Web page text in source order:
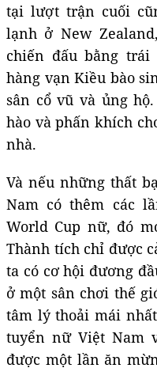
tại lượt trận cuối
lạnh ở New
chiến đấu bằng
hàng vạn Kiều bào
sân cổ vũ và ủng
hào và phấn khích
nhà.
Và nếu những thất
Nam có thêm các
World Cup nữ, đó
Thành tích chỉ được
ta có cơ hội đương
ở một sân chơi thế
tâm lý thoải mái
tuyển nữ Việt Nam
được một lần ăn